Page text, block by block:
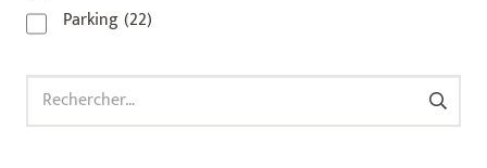
Parking(22)
Rechercher :